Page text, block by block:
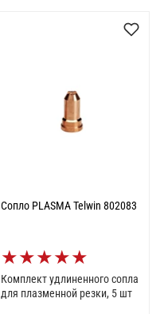
Сопло PLASMA Telwin 802083
★★★★★
Комплект удлиненного сопла
для плазменной резки, 5 шт